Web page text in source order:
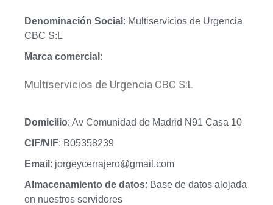
Denominación Social : Multiservicios de Urgencia
CBC S:L
Marca comercial :
Multiservicios de Urgencia CBC S:L
Domicilio: Av Comunidad de Madrid N91 Casa 10
CIF/NIF: B05358239
Email : jorgeycerrajero@gmail.com
Almacenamiento de datos: Base de datos alojada
en nuestros servidores